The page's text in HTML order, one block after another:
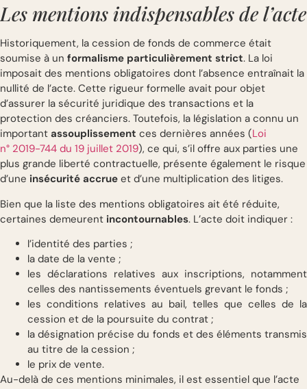
Les mentions indispensables de l’acte
Historiquement, la cession de fonds de commerce était
soumise à un formalisme particulièrement strict. La loi
imposait des mentions obligatoires dont l’absence entraînait la
nullité de l’acte. Cette rigueur formelle avait pour objet
d’assurer la sécurité juridique des transactions et la
protection des créanciers. Toutefois, la législation a connu un
important assouplissement ces dernières années (Loi
n° 2019-744 du 19 juillet 2019), ce qui, s’il offre aux parties une
plus grande liberté contractuelle, présente également le risque
d’une insécurité accrue et d’une multiplication des litiges.
Bien que la liste des mentions obligatoires ait été réduite,
certaines demeurent incontournables. L’acte doit indiquer :
l’identité des parties ;
la date de la vente ;
les déclarations relatives aux inscriptions, notamment
celles des nantissements éventuels grevant le fonds ;
les conditions relatives au bail, telles que celles de la
cession et de la poursuite du contrat ;
la désignation précise du fonds et des éléments transmis
au titre de la cession ;
le prix de vente.
Au-delà de ces mentions minimales, il est essentiel que l’acte